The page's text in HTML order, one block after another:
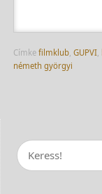
Címke filmklub, GUPVI,
németh györgyi